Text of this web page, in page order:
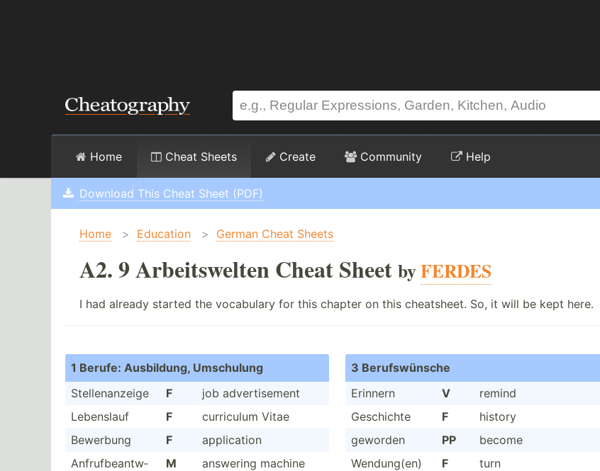
Home Cheat Sheets Create Community Help
Download This Cheat Sheet (PDF)
Home > Education > German Cheat Sheets
A2. 9 Arbeitswelten Cheat Sheet byFERDES
I had already started the vocabulary for this chapter on this cheatsheet. So, it will be kept here.
1 Berufe: Ausbil­dung, Umschulung
Stelle­nan­zeige
F
job advert­isement
Lebenslauf
F
curriculum Vitae
Bewerbung
F
applic­ation
Anfruf­bea­ntw­
M answering machine
3 Berufs­wünsche
Erinnern
V
remind
Geschichte
F
history
geworden
PP
become
Wendun­g(en)
F
turn